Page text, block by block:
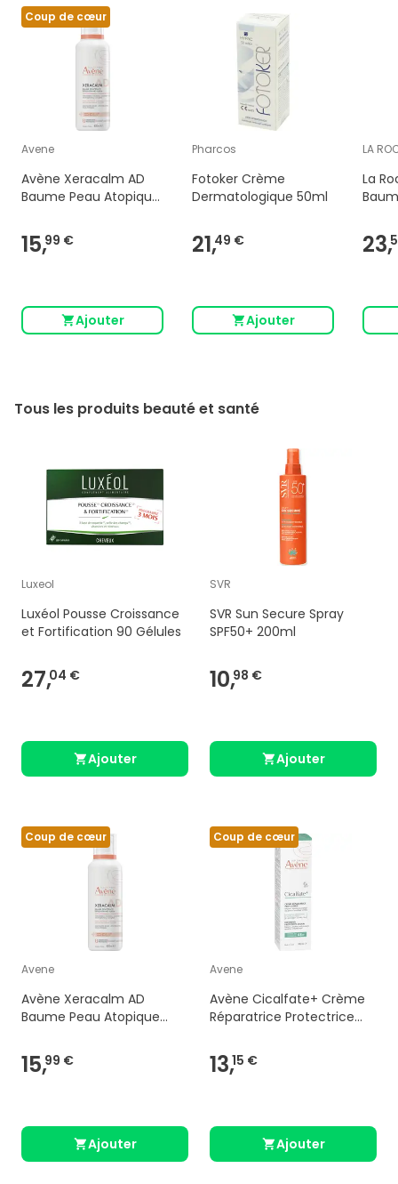
Coup de cœur
Avene
Avène Xeracalm AD
Baume Peau Atopique
400 ml
15,99 €
Ajouter
Pharcos
Fotoker Crème
Dermatologique 50ml
21,49 €
Ajouter
LA
La
23,
Tous les produits beauté et santé
Luxeol
Luxéol Pousse Croissance
et Fortification 90 Gélules
27,04 €
Ajouter
SVR
SVR Sun Secure Spray
SPF50+ 200ml
10,98 €
Ajouter
Coup de cœur
Avene
Avène Xeracalm AD
Baume Peau Atopique
ml
15,99 €
Ajouter
Coup de cœur
Avene
Avène Cicalfate+ Crème
Réparatrice Protectrice
13,15 €
Ajouter